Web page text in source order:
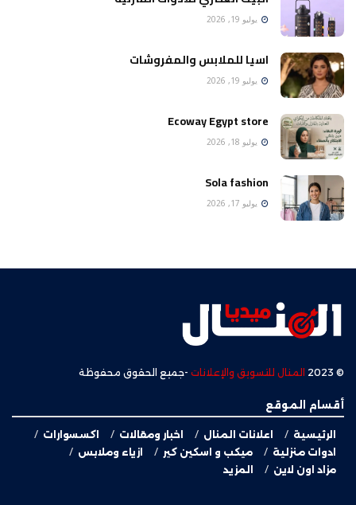
يوليو 19, 2026
اسيا للملابس والمفروشات
يوليو 19, 2026
Ecoway Egypt store
يوليو 18, 2026
Sola fashion
يوليو 17, 2026
© 2023 المنال للتسويق والإعلانات -جميع الحقوق محفوظة
أقسام الموقع
الرئيسية اعلانات المنال اخبار ومقالات
اكسسوارات
ادوات منزلية
ميكب و اسكين كير
ازياء وملابس
مزاد اون لاين
المزيد